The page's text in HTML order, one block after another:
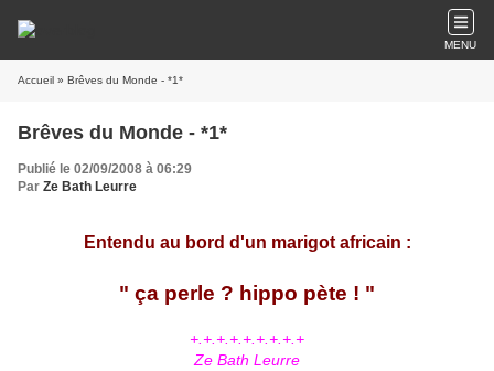
MENU
Accueil » Brêves du Monde - *1*
Brêves du Monde - *1*
Publié le 02/09/2008 à 06:29
Par Ze Bath Leurre
Entendu au bord d'un marigot africain :
" ça perle ? hippo pète ! "
+.+.+.+.+.+.+.+.+
Ze Bath Leurre